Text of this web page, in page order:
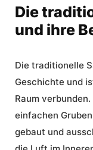
Die
und ihre
Die traditionelle
Geschichte und
Raum
einfachen
gebaut und